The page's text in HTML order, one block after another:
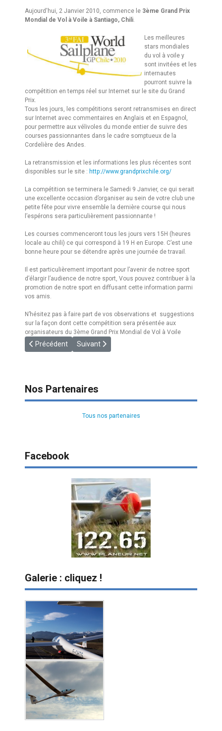
Aujourd'hui, 2 Janvier 2010, commence le 3ème Grand Prix
Mondial de Vol à Voile à Santiago, Chili
L es meilleures
stars mondiales
du vol à voile y
sont invitées et les
internautes
pourront suivre la
compétition en temps réel sur Internet sur le site du Grand
Prix.
Tous les jours, les compétitions seront retransmises en direct
sur Internet avec commentaires en Anglais et en Espagnol,
pour permettre aux vélivoles du monde entier de suivre des
courses passionnantes dans le cadre somptueux de la
Cordelière des Andes.
La retransmission et les informations les plus récentes sont
disponibles sur le site : http://www.grandprixchile.org/
La compétition se terminera le Samedi 9 Janvier, ce qui serait
une excellente occasion d’organiser au sein de votre club une
petite fête pour vivre ensemble la dernière course qui nous
l’espérons sera particulièrement passionnante !
Les courses commenceront tous les jours vers 15H (heures
locale au chili) ce qui correspond à 19 H en Europe. C’est une
bonne heure pour se détendre après une journée de travail.
Il est particulièrement important pour l’avenir de notree sport
d’élargir l’audience de notre sport, Vous pouvez contribuer à la
promotion de notre sport en diffusant cette information parmi
vos amis.
N’hésitez pas à faire part de vos observations et suggestions
sur la façon dont cette compétition sera présentée aux
organisateurs du 3ème Grand Prix Mondial de Vol à Voile
Article précédent : [FAI] Secretaire Général
Précédent Article suivant : [SPORTING CODE] SC3
Suivant
Nos Partenaires
Tous nos partenaires
Facebook
Galerie : cliquez !